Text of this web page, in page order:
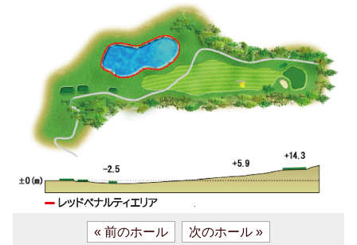
« 前のホール 次のホール »